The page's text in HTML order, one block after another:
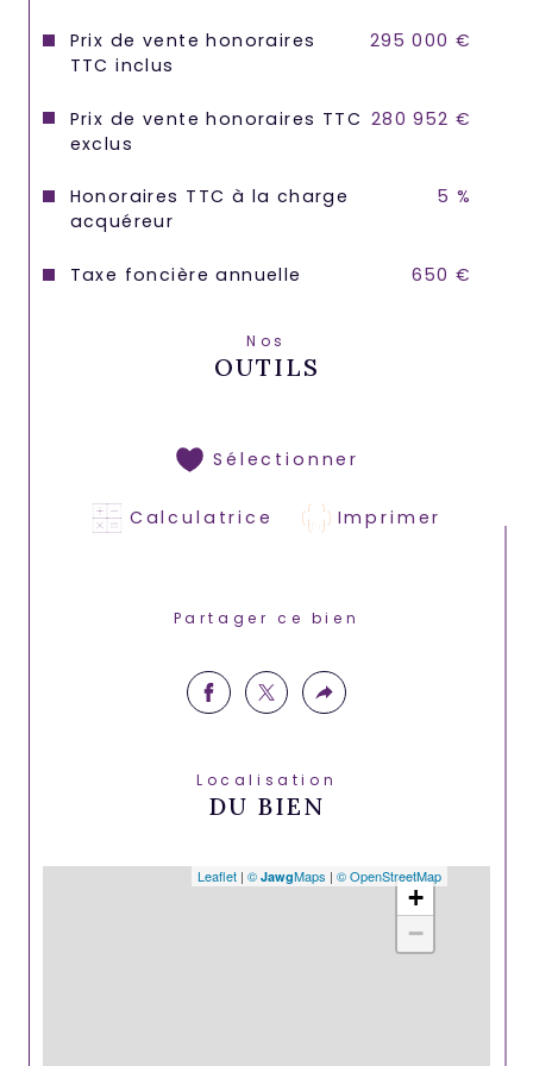
Prix de vente honoraires
TTC inclus
295 000 €
Prix de vente honoraires TTC
exclus
280 952 €
Honoraires TTC à la charge
acquéreur
5 %
Taxe foncière annuelle 650 €
Nos
OUTILS
Sélectionner
Calculatrice Imprimer
Partager ce bien
Localisation
DU BIEN
+
−
Leaflet | © JawgMaps | © OpenStreetMap